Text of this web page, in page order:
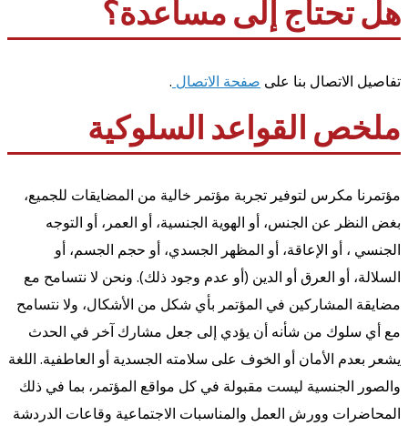
هل تحتاج إلى مساعدة؟
تفاصيل الاتصال بنا على صفحة الاتصال .
ملخص القواعد السلوكية
مؤتمرنا مكرس لتوفير تجربة مؤتمر خالية من المضايقات للجميع،
بغض النظر عن الجنس، أو الهوية الجنسية، أو العمر، أو التوجه
الجنسي ، أو الإعاقة، أو المظهر الجسدي، أو حجم الجسم، أو
السلالة، أو العرق أو الدين (أو عدم وجود ذلك). ونحن لا نتسامح مع
مضايقة المشاركين في المؤتمر بأي شكل من الأشكال، ولا نتسامح
مع أي سلوك من شأنه أن يؤدي إلى جعل مشارك آخر في الحدث
يشعر بعدم الأمان أو الخوف على سلامته الجسدية أو العاطفية. اللغة
والصور الجنسية ليست مقبولة في كل مواقع المؤتمر، بما في ذلك
المحاضرات وورش العمل والمناسبات الاجتماعية وقاعات الدردشة